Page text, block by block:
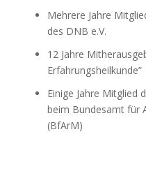
Mehrere Jahre
des DNB e.V.
12 Jahre
Erfahrungsheilkunde”
Einige Jahre Mitglied
beim Bundesamt für
(BfArM)